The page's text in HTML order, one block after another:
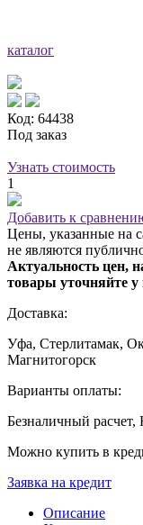
каталог
Код: 64438
Под заказ
Узнать стоимость
1
Добавить к
Цены, указанные на
не являются
Актуальность цен,
товары уточняйте
Доставка:
Уфа, Стерлитамак,
Магнитогорск
Варианты оплаты:
Безналичный
Можно купить в
Заявка на кредит
Описание